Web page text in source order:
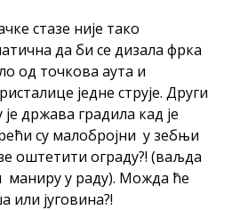
стазе није тако
да би се дизала фрка
од точкова аута и
једне струје. Други
је држава градила кад је
су малобројни у зебњи
оштетити ограду?! (ваљда
у раду). Можда ће
или југовина?!